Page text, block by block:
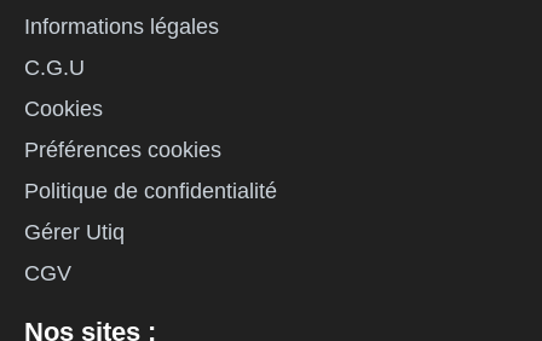
Informations légales
C.G.U
Cookies
Préférences cookies
Politique de confidentialité
Gérer Utiq
CGV
Nos sites :